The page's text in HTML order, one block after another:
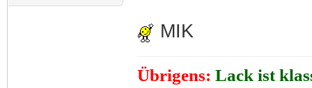
MIK
Übrigens: Lack ist